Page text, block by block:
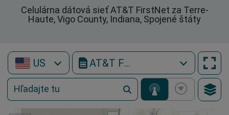
Celulárna dátová sieť AT&T FirstNet za Terre-
Haute, Vigo County, Indiana, Spojené štáty
US AT&T FirstNet